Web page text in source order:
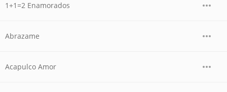
1+1=2 Enamorados
Abrazame
Acapulco Amor